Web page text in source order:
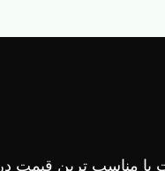
با مناسب ترین قیمت در